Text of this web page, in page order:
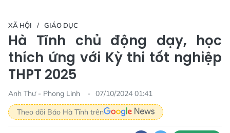
XÃ HỘI GIÁO DỤC
Hà Tĩnh chủ động dạy, học
thích ứng với Kỳ thi tốt nghiệp
THPT 2025
Anh Thư - Phong Linh
07/10/2024 01:41
Theo dõi Báo Hà Tĩnh trên